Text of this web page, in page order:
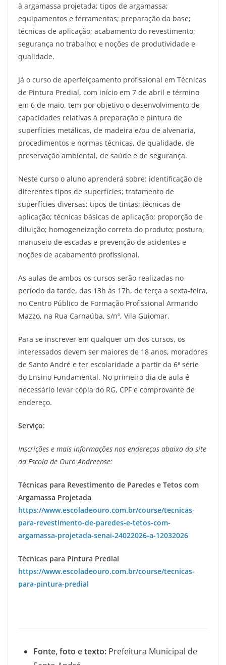
à argamassa projetada; tipos de argamassa;
equipamentos e ferramentas; preparação da base;
técnicas de aplicação; acabamento do revestimento;
segurança no trabalho; e noções de produtividade e
qualidade.
Já o curso de aperfeiçoamento profissional em Técnicas
de Pintura Predial, com início em 7 de abril e término
em 6 de maio, tem por objetivo o desenvolvimento de
capacidades relativas à preparação e pintura de
superfícies metálicas, de madeira e/ou de alvenaria,
procedimentos e normas técnicas, de qualidade, de
preservação ambiental, de saúde e de segurança.
Neste curso o aluno aprenderá sobre: identificação de
diferentes tipos de superfícies; tratamento de
superfícies diversas; tipos de tintas; técnicas de
aplicação; técnicas básicas de aplicação; proporção de
diluição; homogeneização correta do produto; postura,
manuseio de escadas e prevenção de acidentes e
noções de acabamento profissional.
As aulas de ambos os cursos serão realizadas no
período da tarde, das 13h às 17h, de terça a sexta-feira,
no Centro Público de Formação Profissional Armando
Mazzo, na Rua Carnaúba, s/nº, Vila Guiomar.
Para se inscrever em qualquer um dos cursos, os
interessados devem ser maiores de 18 anos, moradores
de Santo André e ter escolaridade a partir da 6ª série
do Ensino Fundamental. No primeiro dia de aula é
necessário levar cópia do RG, CPF e comprovante de
endereço.
Serviço:
Inscrições e mais informações nos endereços abaixo do site
da Escola de Ouro Andreense:
Técnicas para Revestimento de Paredes e Tetos com
Argamassa Projetada
https://www.escoladeouro.com.br/course/tecnicas-
para-revestimento-de-paredes-e-tetos-com-
argamassa-projetada-senai-24022026-a-12032026
Técnicas para Pintura Predial
https://www.escoladeouro.com.br/course/tecnicas-
para-pintura-predial
Fonte, foto e texto: Prefeitura Municipal de